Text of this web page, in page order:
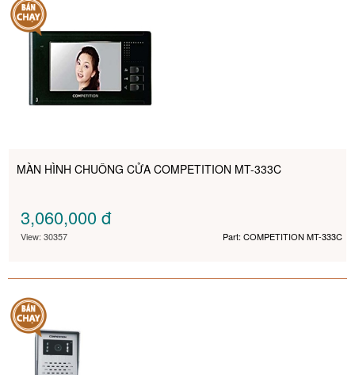
MÀN HÌNH CHUÔNG CỬA COMPETITION MT-333C
3,060,000đ
View: 30357 Part: COMPETITION MT-333C